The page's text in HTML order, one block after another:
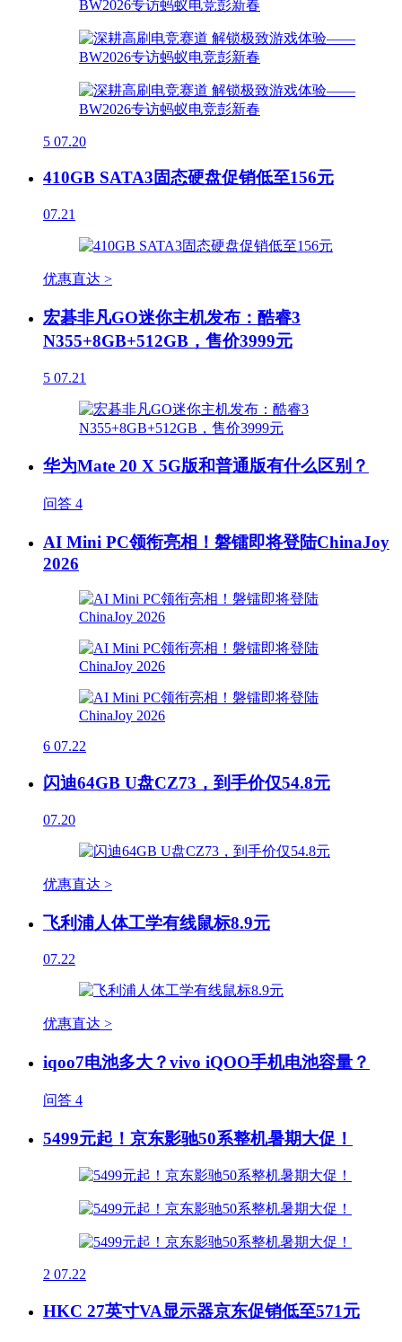
5 07.20
410GB SATA3固态硬盘促销低至156元
07.21
优惠直达 >
宏碁非凡GO迷你主机发布：酷睿3
N355+8GB+512GB，售价3999元
5 07.21
华为Mate 20 X 5G版和普通版有什么区别？
问答 4
AI Mini PC领衔亮相！磐镭即将登陆ChinaJoy
2026
6 07.22
闪迪64GB U盘CZ73，到手价仅54.8元
07.20
优惠直达 >
飞利浦人体工学有线鼠标8.9元
07.22
优惠直达 >
iqoo7电池多大？vivo iQOO手机电池容量？
问答 4
5499元起！京东影驰50系整机暑期大促！
2 07.22
HKC 27英寸VA显示器京东促销低至571元